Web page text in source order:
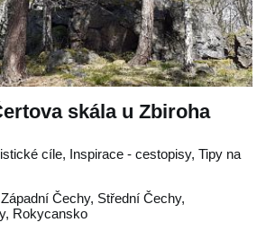
skála u Zbiroha
cíle, Inspirace - cestopisy, Tipy na
Západní Čechy, Střední Čechy,
, Rokycansko